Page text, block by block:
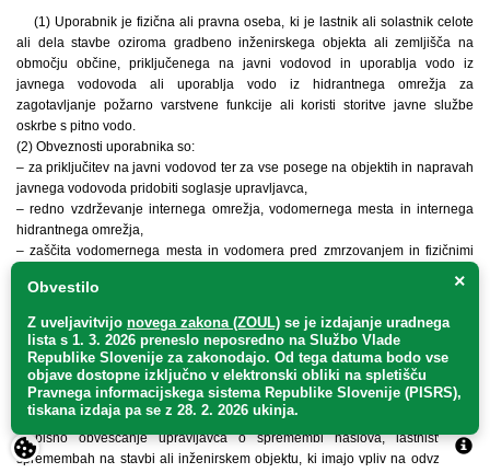
(1) Uporabnik je fizična ali pravna oseba, ki je lastnik ali solastnik celote
ali dela stavbe oziroma gradbeno inženirskega objekta ali zemljišča na
območju občine, priključenega na javni vodovod in uporablja vodo iz
javnega vodovoda ali uporablja vodo iz hidrantnega omrežja za
zagotavljanje požarno varstvene funkcije ali koristi storitve javne službe
oskrbe s pitno vodo.
(2) Obveznosti uporabnika so:
– za priključitev na javni vodovod ter za vse posege na objektih in napravah
javnega vodovoda pridobiti soglasje upravljavca,
– redno vzdrževanje internega omrežja, vodomernega mesta in internega
hidrantnega omrežja,
– zaščita vodomernega mesta in vodomera pred zmrzovanjem in fizičnimi
– upravljavcu omogočiti nemoten dostop do vodomernega mesta,
vodovodne inštalacije,
– upravljavcu omogočiti vzorčenje pitne vode na internem vodovodnem
omrežju,
– obveščanje upravljavca o okvarah na javnem vodovodu in priključku
stavbe ter omogočanje izvedbe odprave okvare in obnove,
– pisno obveščanje upravljavca o spremembi naslova, lastništva in
spremembah na stavbi ali inženirskem objektu, ki imajo vpliv na odvzem in
×
Obvestilo
Z uveljavitvijo novega zakona (ZOUL) se je izdajanje uradnega
lista s 1. 3. 2026 preneslo neposredno na Službo Vlade
Republike Slovenije za zakonodajo. Od tega datuma bodo vse
objave dostopne izključno v elektronski obliki na spletišču
Pravnega informacijskega sistema Republike Slovenije (PISRS),
tiskana izdaja pa se z 28. 2. 2026 ukinja.